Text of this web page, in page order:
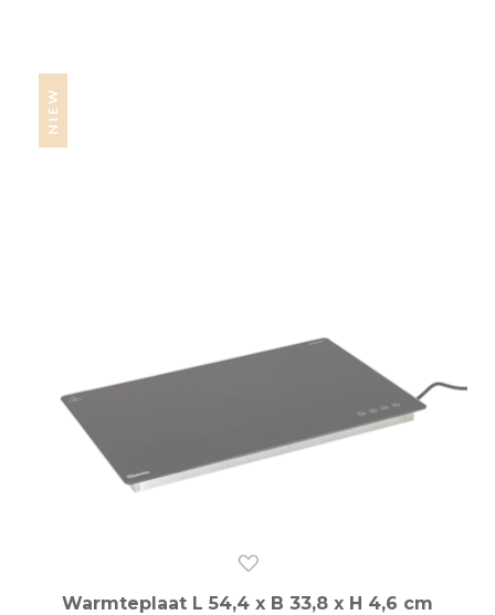
NIEW
Warmteplaat L 54,4 x B 33,8 x H 4,6 cm